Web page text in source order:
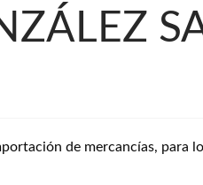
de mercancías, para